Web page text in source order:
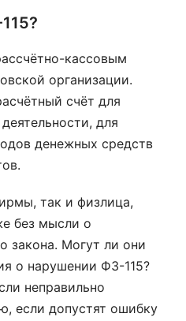
кассовым
организации.
счёт для
для
денежных средств
так и физлица,
без мысли о
закона. Могут ли они
о нарушении ФЗ-115?
неправильно
если допустят ошибку